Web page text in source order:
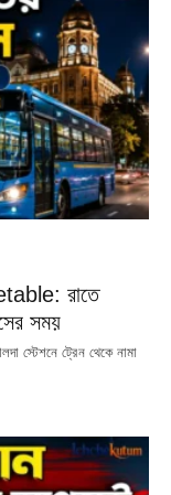
রাতে
সময়
স্টেশনে ট্রেন থেকে নামা